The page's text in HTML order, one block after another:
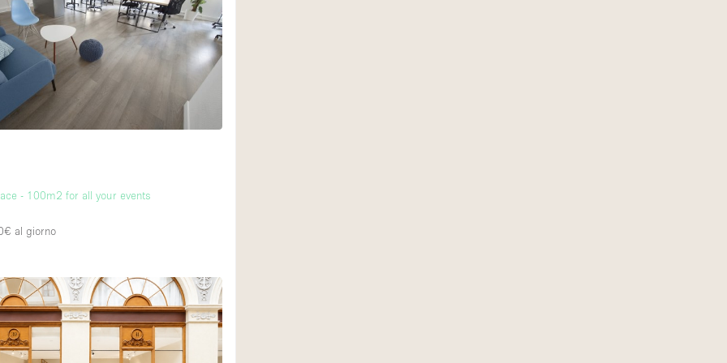
- 100m2 for all your events
al giorno